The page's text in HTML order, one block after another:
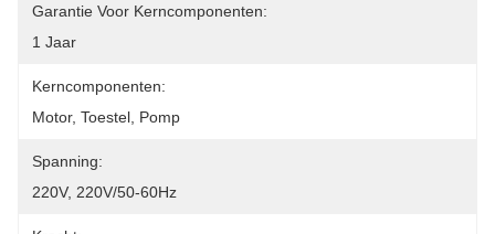
Garantie Voor Kerncomponenten:
1 Jaar
Kerncomponenten:
Motor, Toestel, Pomp
Spanning:
220V, 220V/50-60Hz